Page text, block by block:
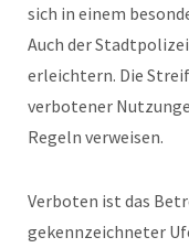
sich in einem
Auch der
erleichtern. Die
verbotener
Regeln verweisen.
Verboten ist das
gekennzeichneter